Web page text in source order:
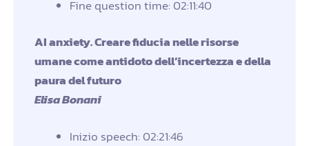
Fine question time: 02:11:40
AI anxiety. Creare fiducia nelle risorse
umane come antidoto dell’incertezza e della
paura del futuro
Elisa Bonani
Inizio speech: 02:21:46